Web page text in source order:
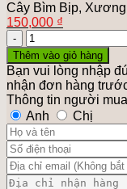
Cây Bìm Bịp,
Giá
gốc
là:
170,000 ₫.
150,000 ₫
tại
là:
150,000 ₫.
Cây
Bìm
Bịp,
Xương
Khỉ,
Mảnh
Cộng
(Khô)
số
lượng
Thêm vào giỏ hàng
Bạn vui lòng nhập
nhận đơn hàng
Thông tin người mua
Anh
Chị